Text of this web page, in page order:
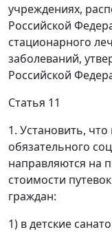
учреждениях,
Российской
стационарного
заболеваний,
Российской
Статья 11
1. Установить, что
обязательного
направляются на
стоимости
граждан:
1) в детские